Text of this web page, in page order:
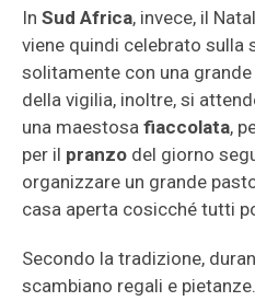
In Sud Africa, invece, il
viene quindi celebrato sulla
solitamente con una
della vigilia, inoltre, si
una maestosa fiaccolata,
per il pranzo del giorno
organizzare un grande
casa aperta cosicché tutti
Secondo la tradizione,
scambiano regali e